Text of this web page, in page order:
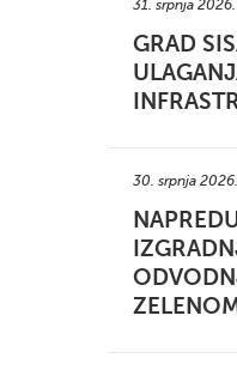
31. srpnja 2026.
GRAD
30. srpnja 2026.